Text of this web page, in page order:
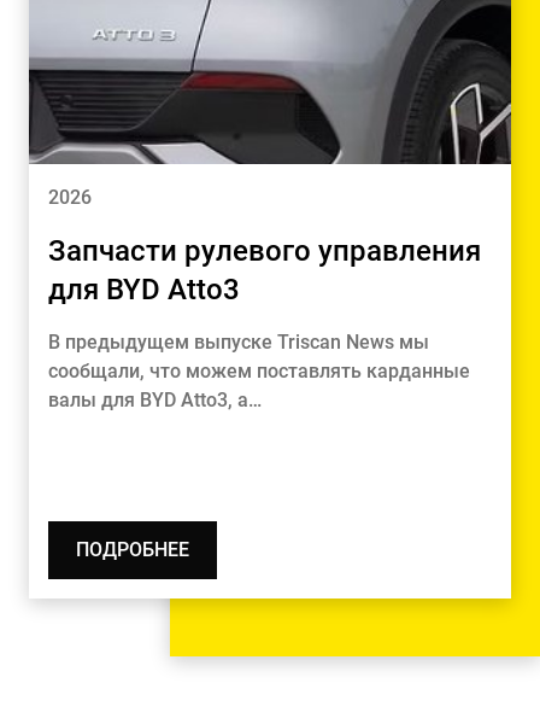
2026
Запчасти рулевого управления
для BYD Atto3
В предыдущем выпуске Triscan News мы
сообщали, что можем поставлять карданные
валы для BYD Atto3, а…
ПОДРОБНЕЕ